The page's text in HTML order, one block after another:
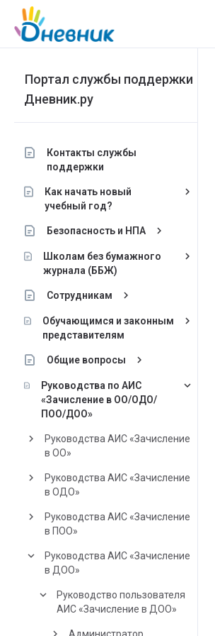
Портал службы поддержки
Дневник.ру
Контакты службы
поддержки
Как начать новый
учебный год?
keyboard_arrow_right
Безопасность и НПА keyboard_arrow_right
Школам без бумажного
журнала (ББЖ)
keyboard_arrow_right
Сотрудникам keyboard_arrow_right
Обучающимся и законным
представителям
keyboard_arrow_right
Общие вопросы keyboard_arrow_right
Руководства по АИС
«Зачисление в ОО/ОДО/
ПОО/ДОО»
keyboard_arrow_down
keyboard_arrow_right
Руководства АИС «Зачисление
в ОО»
keyboard_arrow_right
Руководства АИС «Зачисление
в ОДО»
keyboard_arrow_right
Руководства АИС «Зачисление
в ПОО»
keyboard_arrow_down
Руководства АИС «Зачисление
в ДОО»
keyboard_arrow_down
Руководство пользователя
АИС «Зачисление в ДОО»